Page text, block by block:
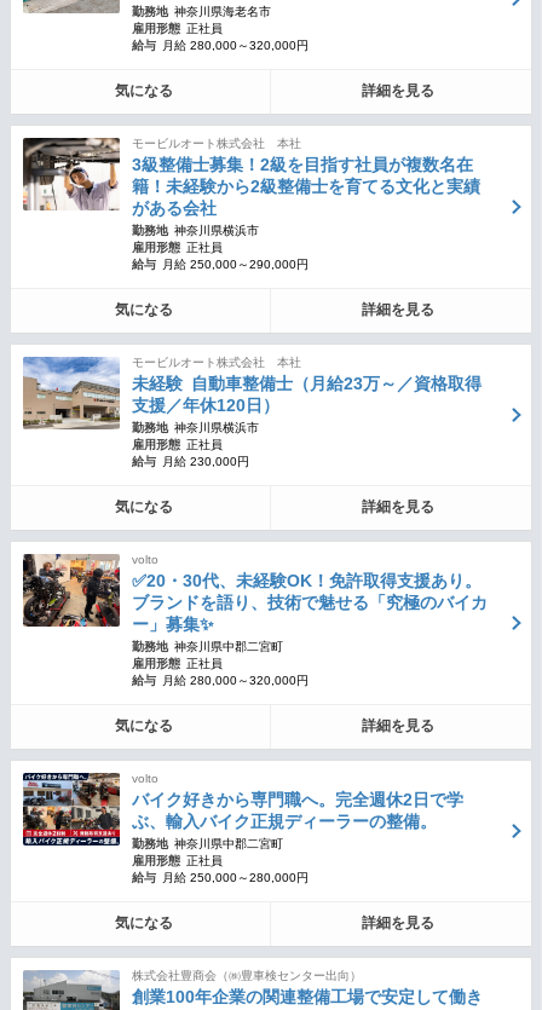
勤務地 神奈川県海老名市
雇用形態 正社員
給与
月給 280,000～320,000円
気になる 詳細を見る
モービルオート株式会社 本社
3級整備士募集！2級を目指す社員が複数名在
籍！未経験から2級整備士を育てる文化と実績
がある会社
勤務地 神奈川県横浜市
雇用形態 正社員
給与
月給 250,000～290,000円
気になる 詳細を見る
モービルオート株式会社 本社
未経験 自動車整備士（月給23万～／資格取得
支援／年休120日）
勤務地 神奈川県横浜市
雇用形態 正社員
給与
月給 230,000円
気になる 詳細を見る
volto
✅20・30代、未経験OK！免許取得支援あり。
ブランドを語り、技術で魅せる「究極のバイカ
ー」募集✨
勤務地 神奈川県中郡二宮町
雇用形態 正社員
給与
月給 280,000～320,000円
気になる 詳細を見る
volto
バイク好きから専門職へ。完全週休2日で学
ぶ、輸入バイク正規ディーラーの整備。
勤務地 神奈川県中郡二宮町
雇用形態 正社員
給与
月給 250,000～280,000円
気になる 詳細を見る
株式会社豊商会（㈱豊車検センター出向）
創業100年企業の関連整備工場で安定して働き